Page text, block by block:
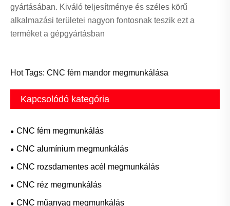
gyártásában. Kiváló teljesítménye és széles körű
alkalmazási területei nagyon fontosnak teszik ezt a
terméket a gépgyártásban
Hot Tags: CNC fém mandor megmunkálása
Kapcsolódó kategória
CNC fém megmunkálás
CNC alumínium megmunkálás
CNC rozsdamentes acél megmunkálás
CNC réz megmunkálás
CNC műanyag megmunkálás